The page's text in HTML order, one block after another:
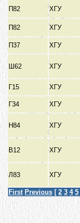
П82
ХГУ
П82
ХГУ
П37
ХГУ
Ш62 ХГУ
Г15
ХГУ
Г34
ХГУ
Н84 ХГУ
В12 ХГУ
Л83 ХГУ
First Previous [ 2 3 4 5